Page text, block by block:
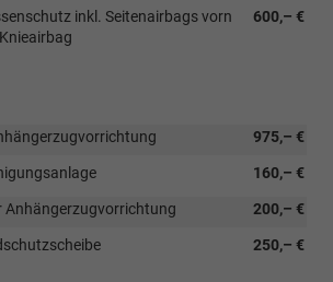
600,– €
inkl. Seitenairbags vorn
975,– €
160,– €
200,– €
Anhängerzugvorrichtung
250,– €